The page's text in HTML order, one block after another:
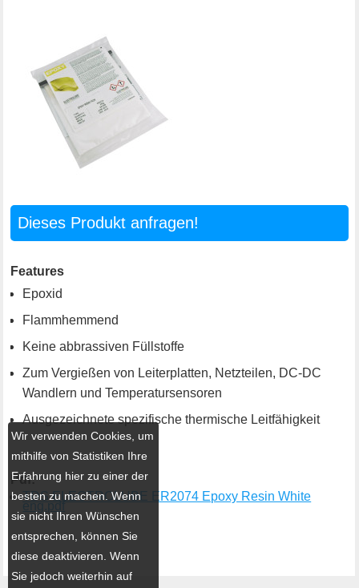
Dieses Produkt anfragen!
Features
Epoxid
Flammhemmend
Keine abbrassiven Füllstoffe
Zum Vergießen von Leiterplatten, Netzteilen, DC-DC
Wandlern und Temperatursensoren
Ausgezeichnete spezifische thermische Leitfähigkeit
Pdf:
TDS ELECTROLUBE ER2074 Epoxy Resin White
Wir verwenden Cookies, um
mithilfe von Statistiken Ihre
Erfahrung hier zu einer der
besten zu machen. Wenn
sie nicht Ihren Wünschen
entsprechen, können Sie
diese deaktivieren. Wenn
Sie jedoch weiterhin auf